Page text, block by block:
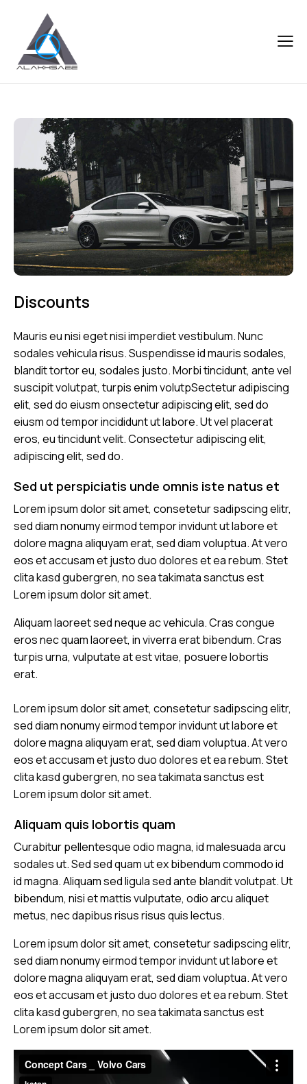
Discounts
Mauris eu nisi eget nisi imperdiet vestibulum. Nunc
sodales vehicula risus. Suspendisse id mauris sodales,
blandit tortor eu, sodales justo. Morbi tincidunt, ante vel
suscipit volutpat, turpis enim volutpSectetur adipiscing
elit, sed do eiusm onsectetur adipiscing elit, sed do
eiusm od tempor incididunt ut labore. Ut vel placerat
eros, eu tincidunt velit. Consectetur adipiscing elit,
adipiscing elit, sed do.
Sed ut perspiciatis unde omnis iste natus et
Lorem ipsum dolor sit amet, consetetur sadipscing elitr,
sed diam nonumy eirmod tempor invidunt ut labore et
dolore magna aliquyam erat, sed diam voluptua. At vero
eos et accusam et justo duo dolores et ea rebum. Stet
clita kasd gubergren, no sea takimata sanctus est
Lorem ipsum dolor sit amet.
Aliquam laoreet sed neque ac vehicula. Cras congue
eros nec quam laoreet, in viverra erat bibendum. Cras
turpis urna, vulputate at est vitae, posuere lobortis
erat.
Lorem ipsum dolor sit amet, consetetur sadipscing elitr,
sed diam nonumy eirmod tempor invidunt ut labore et
dolore magna aliquyam erat, sed diam voluptua. At vero
eos et accusam et justo duo dolores et ea rebum. Stet
clita kasd gubergren, no sea takimata sanctus est
Lorem ipsum dolor sit amet.
Aliquam quis lobortis quam
Curabitur pellentesque odio magna, id malesuada arcu
sodales ut. Sed sed quam ut ex bibendum commodo id
id magna. Aliquam sed ligula sed ante blandit volutpat. Ut
bibendum, nisi et mattis vulputate, odio arcu aliquet
metus, nec dapibus risus risus quis lectus.
Lorem ipsum dolor sit amet, consetetur sadipscing elitr,
sed diam nonumy eirmod tempor invidunt ut labore et
dolore magna aliquyam erat, sed diam voluptua. At vero
eos et accusam et justo duo dolores et ea rebum. Stet
clita kasd gubergren, no sea takimata sanctus est
Lorem ipsum dolor sit amet.